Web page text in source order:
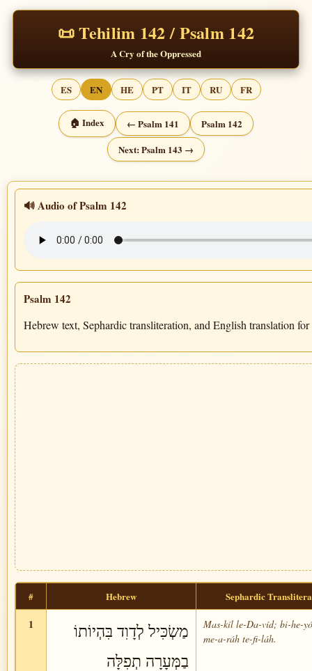
📜 Tehilim 142 / Psalm 142
A Cry of the Oppressed
ES EN HE PT IT RU FR
🏠 Index ← Psalm 141
Psalm 142
Next: Psalm 143 →
🔊 Audio of Psalm 142
Psalm 142
Hebrew text, Sephardic transliteration, and English translation
# Hebrew Sephardic
1
מַשְׂכִּיל לְדָוִד בִּהְיוֹתוֹ
בַמְּעָרָה תְפִלָּה
Mas-kíl le-Da-víd; bi-he-
me-a-ráh te-fi-láh.